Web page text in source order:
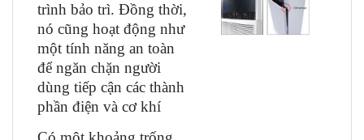
trình bảo trì. Đồng thời,
nó cũng hoạt động như
một tính năng an toàn
để ngăn chặn người
dùng tiếp cận các thành
phần điện và cơ khí